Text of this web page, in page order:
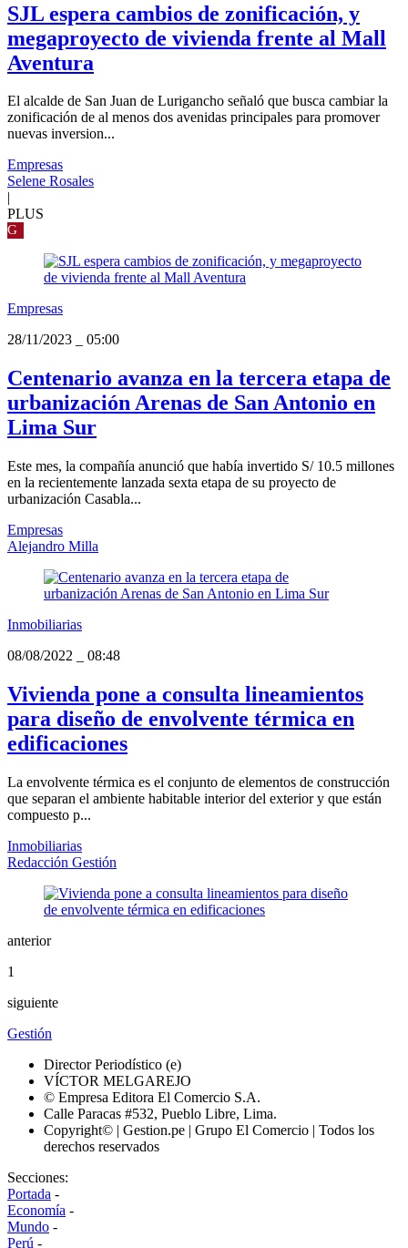
SJL espera cambios de zonificación, y
megaproyecto de vivienda frente al Mall
Aventura
El alcalde de San Juan de Lurigancho señaló que busca cambiar la
zonificación de al menos dos avenidas principales para promover
nuevas inversion...
Empresas
Selene Rosales
|
PLUS
G
Empresas
28/11/2023
05:00
Centenario avanza en la tercera etapa de
urbanización Arenas de San Antonio en
Lima Sur
Este mes, la compañía anunció que había invertido S/ 10.5 millones
en la recientemente lanzada sexta etapa de su proyecto de
urbanización Casabla...
Empresas
Alejandro Milla
Inmobiliarias
08/08/2022
08:48
Vivienda pone a consulta lineamientos
para diseño de envolvente térmica en
edificaciones
La envolvente térmica es el conjunto de elementos de construcción
que separan el ambiente habitable interior del exterior y que están
compuesto p...
Inmobiliarias
Redacción Gestión
anterior
1
siguiente
Gestión
Director Periodístico (e)
VÍCTOR MELGAREJO
© Empresa Editora El Comercio S.A.
Calle Paracas #532, Pueblo Libre, Lima.
Copyright© | Gestion.pe | Grupo El Comercio | Todos los
derechos reservados
Secciones:
Portada -
Economía -
Mundo -
Perú -